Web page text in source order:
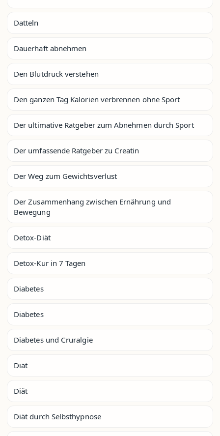
Datteln
Dauerhaft abnehmen
Den Blutdruck verstehen
Den ganzen Tag Kalorien verbrennen ohne Sport
Der ultimative Ratgeber zum Abnehmen durch Sport
Der umfassende Ratgeber zu Creatin
Der Weg zum Gewichtsverlust
Der Zusammenhang zwischen Ernährung und
Bewegung
Detox-Diät
Detox-Kur in 7 Tagen
Diabetes
Diabetes
Diabetes und Cruralgie
Diät
Diät
Diät durch Selbsthypnose